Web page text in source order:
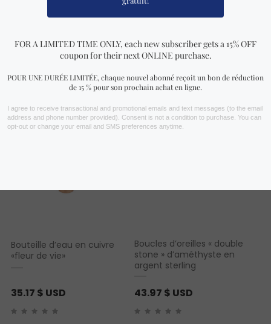
Vous aimerez peut-être aussi…
Bouteille d’eau en cuivre
«fleur de vie»
35.17 $ USD
Boucles d’oreilles « double
stone » d’améthyste en
argent sterling
43.97 $ USD